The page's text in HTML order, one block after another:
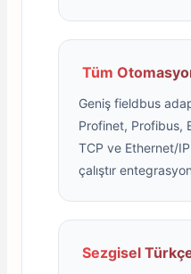
Tüm
Geniş fieldbus
Profinet, Profibus,
TCP ve Ethernet/
çalıştır
Sezgisel